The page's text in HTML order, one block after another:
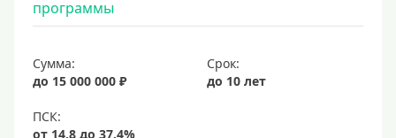
Сумма:
до 15 000 000 ₽
Срок:
до 10 лет